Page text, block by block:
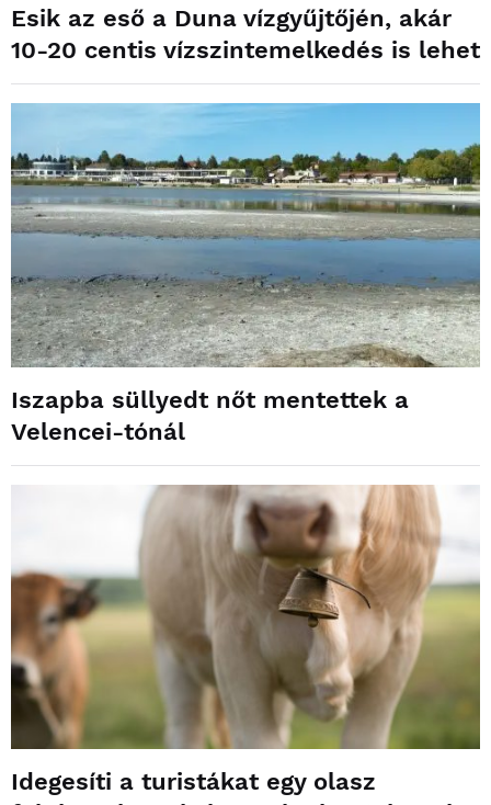
Esik az eső a Duna vízgyűjtőjén, akár
10-20 centis vízszintemelkedés is lehet
Iszapba süllyedt nőt mentettek a
Velencei-tónál
Idegesíti a turistákat egy olasz